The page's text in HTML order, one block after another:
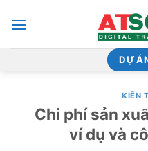
qua
DỰ
KIẾN
Chi phí sản
ví dụ và